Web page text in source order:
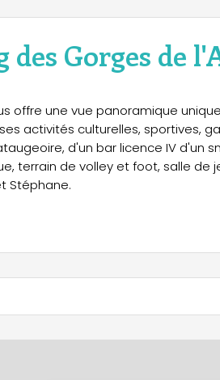
des Gorges de
offre une vue panoramique
activités culturelles, sportives,
d'un bar licence IV d'un
terrain de volley et foot, salle de
Stéphane.